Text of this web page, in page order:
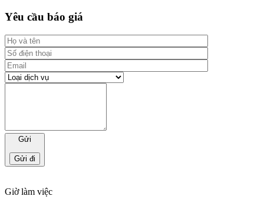
Yêu cầu báo giá
Gửi
Giờ làm việc